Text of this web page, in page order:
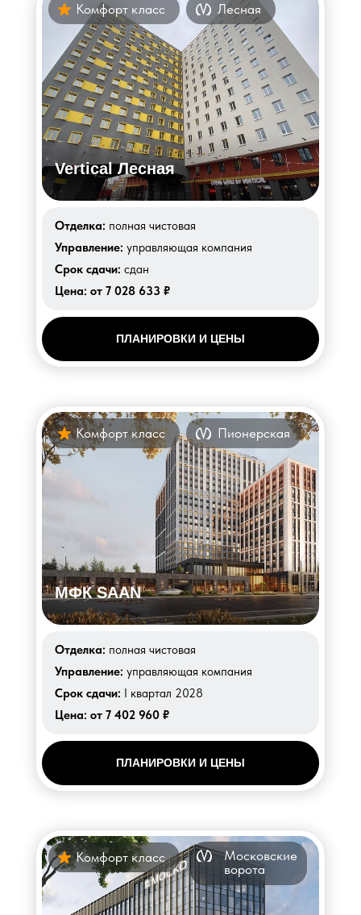
Vertical Лесная
Комфорт класс
Цена: от 7 028 633 ₽
Срок сдачи: сдан
Управление: управляющая компания
Отделка: полная чистовая
Лесная
ПЛАНИРОВКИ И ЦЕНЫ
МФК SAAN
Комфорт класс
Цена: от 7 402 960 ₽
Срок сдачи: I квартал 2028
Управление: управляющая компания
Отделка: полная чистовая
Пионерская
ПЛАНИРОВКИ И ЦЕНЫ
Комфорт класс
Московские
ворота